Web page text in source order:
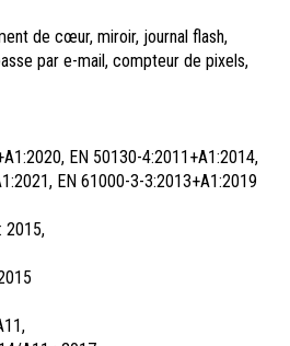
de cœur, miroir, journal flash,
par e-mail, compteur de pixels,
EN 50130-4:2011+A1:2014,
EN 61000-3-3:2013+A1:2019
2015,